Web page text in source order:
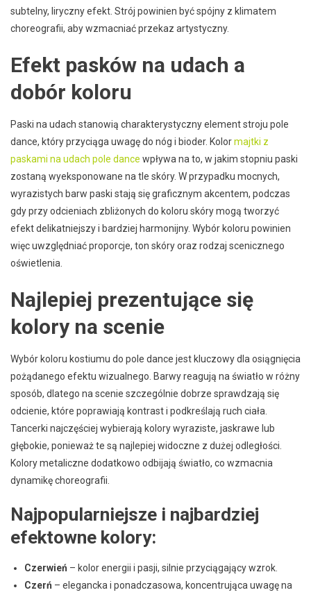
subtelny, liryczny efekt. Strój powinien być spójny z klimatem
choreografii, aby wzmacniać przekaz artystyczny.
Efekt pasków na udach a
dobór koloru
Paski na udach stanowią charakterystyczny element stroju pole
dance, który przyciąga uwagę do nóg i bioder. Kolormajtki z
paskami na udach pole dance wpływa na to, w jakim stopniu paski
zostaną wyeksponowane na tle skóry. W przypadku mocnych,
wyrazistych barw paski stają się graficznym akcentem, podczas
gdy przy odcieniach zbliżonych do koloru skóry mogą tworzyć
efekt delikatniejszy i bardziej harmonijny. Wybór koloru powinien
więc uwzględniać proporcje, ton skóry oraz rodzaj scenicznego
oświetlenia.
Najlepiej prezentujące się
kolory na scenie
Wybór koloru kostiumu do pole dance jest kluczowy dla osiągnięcia
pożądanego efektu wizualnego. Barwy reagują na światło w różny
sposób, dlatego na scenie szczególnie dobrze sprawdzają się
odcienie, które poprawiają kontrast i podkreślają ruch ciała.
Tancerki najczęściej wybierają kolory wyraziste, jaskrawe lub
głębokie, ponieważ te są najlepiej widoczne z dużej odległości.
Kolory metaliczne dodatkowo odbijają światło, co wzmacnia
dynamikę choreografii.
Najpopularniejsze i najbardziej
efektowne kolory:
Czerwień – kolor energii i pasji, silnie przyciągający wzrok.
Czerń – elegancka i ponadczasowa, koncentrująca uwagę na